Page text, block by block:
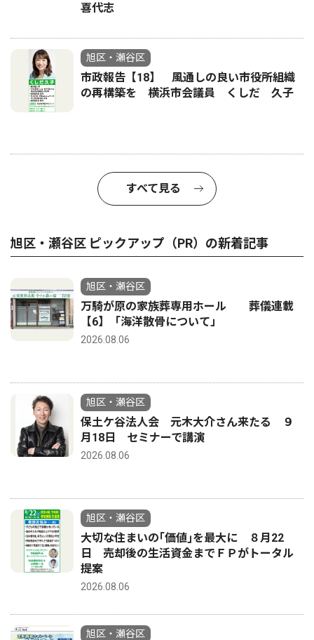
喜代志
旭区・瀬谷区
市政報告【18】 風通しの良い市役所組織
の再構築を 横浜市会議員 くしだ 久子
すべて見る
旭区・瀬谷区 ピックアップ（PR）の新着記事
旭区・瀬谷区
万騎が原の家族葬専用ホール 葬儀連載
【6】「海洋散骨について」
2026.08.06
旭区・瀬谷区
保土ケ谷法人会 元木大介さん来たる ９
月18日 セミナーで講演
2026.08.06
旭区・瀬谷区
大切な住まいの｢価値｣を最大に ８月22
日 売却後の生活資金までＦＰがトータル
提案
2026.08.06
旭区・瀬谷区